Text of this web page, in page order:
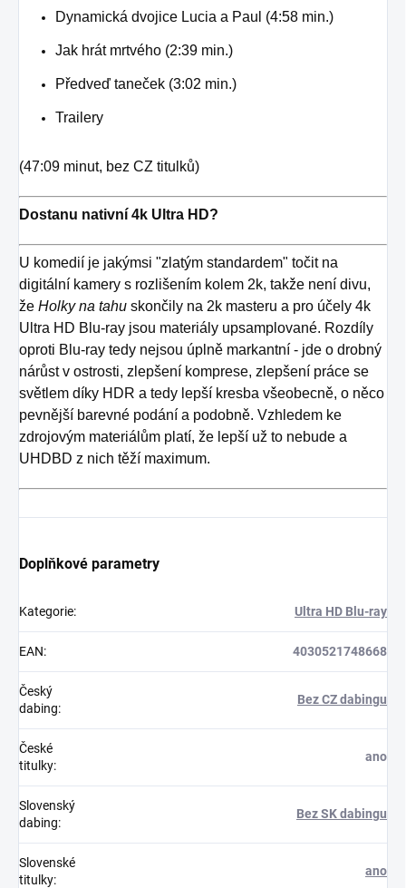
Dynamická dvojice Lucia a Paul (4:58 min.)
Jak hrát mrtvého (2:39 min.)
Předveď taneček (3:02 min.)
Trailery
(47:09 minut, bez CZ titulků)
Dostanu nativní 4k Ultra HD?
U komedií je jakýmsi "zlatým standardem" točit na
digitální kamery s rozlišením kolem 2k, takže není divu,
že Holky na tahu skončily na 2k masteru a pro účely 4k
Ultra HD Blu-ray jsou materiály upsamplované. Rozdíly
oproti Blu-ray tedy nejsou úplně markantní - jde o drobný
nárůst v ostrosti, zlepšení komprese, zlepšení práce se
světlem díky HDR a tedy lepší kresba všeobecně, o něco
pevnější barevné podání a podobně. Vzhledem ke
zdrojovým materiálům platí, že lepší už to nebude a
UHDBD z nich těží maximum.
Doplňkové parametry
Kategorie: Ultra HD Blu-ray
EAN: 4030521748668
Český
dabing:
Bez CZ dabingu
České
titulky:
ano
Slovenský
dabing:
Bez SK dabingu
Slovenské
titulky:
ano